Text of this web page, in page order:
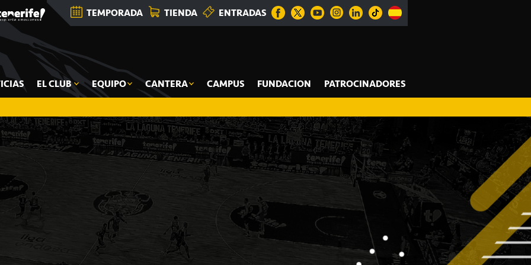
TEMPORADA TIENDA ENTRADAS
EL CLUB EQUIPO CANTERA CAMPUS FUNDACION PATROCINADORES